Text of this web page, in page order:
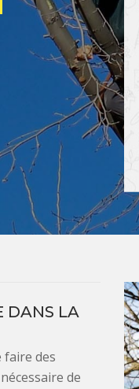
DANS LA
faire des
de